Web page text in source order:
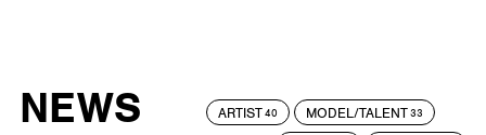
NEWS
ARTIST40 MODEL/TALENT33